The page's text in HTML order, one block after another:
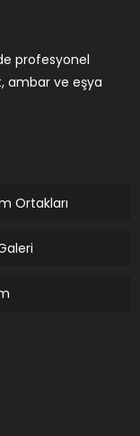
profesyonel
ambar ve eşya
Ortakları